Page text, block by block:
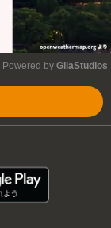
Powered by GliaStudios